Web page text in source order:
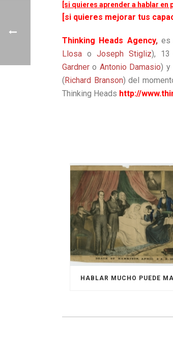
[si quieres aprender a hablar
[si quieres mejorar tus
Thinking Heads Agency,es
Llosa o Joseph Stigliz), 13
Gardner o Antonio Damasio) y
(Richard Branson) del
Thinking Heads http://
HABLAR MUCHO PUEDE